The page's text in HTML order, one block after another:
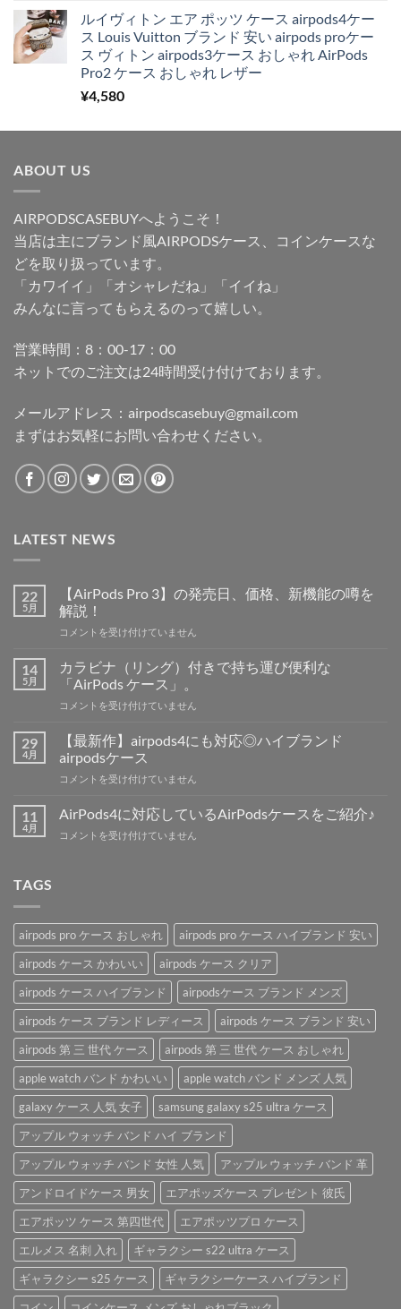
ルイヴィトン エア ポッツ ケース airpods4ケー
ス Louis Vuitton ブランド 安い airpods proケー
ス ヴィトン airpods3ケース おしゃれ AirPods
Pro2 ケース おしゃれ レザー
¥4,580
ABOUT US
AIRPODSCASEBUYへようこそ！
当店は主にブランド風AIRPODSケース、コインケースな
どを取り扱っています。
「カワイイ」「オシャレだね」「イイね」
みんなに言ってもらえるのって嬉しい。
営業時間：8：00-17：00
ネットでのご注文は24時間受け付けております。
メールアドレス： airpodscasebuy@gmail.com
まずはお気軽にお問い合わせください。
LATEST NEWS
22
5月
【AirPods Pro 3】の発売日、価格、新機能の噂を
解説！
【AirPods
3】
の
売
格、
機
の
コメントを受け付けていません
14
5月
カラビナ（リング）付きで持ち運び便利な
「AirPods ケース」。
カ
（リ
ン
付
で
利
な
「AirPods
ケ
ー
ス」。
は
コメントを受け付けていません
29
4月
【最新作】airpods4にも対応◎ハイブランド
airpodsケース
【最
作】
に
ブ
ラ
ン
ド
airpods
ケ
ー
ス
は
コメントを受け付けていません
11
4月
AirPods4に対応しているAirPodsケースをご紹介♪
AirPods4
い
る
AirPods
ケ
ー
ス
を
ご
紹
介
♪
は
コメントを受け付けていません
TAGS
airpods pro ケース おしゃれ
airpods pro ケース ハイブランド 安い
airpods ケース かわいい
airpods ケース クリア
airpods ケース ハイブランド
airpodsケース ブランド メンズ
airpods ケース ブランド レディース
airpods ケース ブランド 安い
airpods 第 三 世代 ケース
airpods 第 三 世代 ケース おしゃれ
apple watch バンド かわいい
apple watch バンド メンズ 人気
galaxy ケース 人気 女子
samsung galaxy s25 ultra ケース
アップル ウォッチ バンド ハイ ブランド
アップル ウォッチ バンド 女性 人気
アップル ウォッチ バンド 革
アンドロイドケース 男女
エアポッズケース プレゼント 彼氏
エアポッツ ケース 第四世代
エアポッツプロ ケース
エルメス 名刺 入れ
ギャラクシー s22 ultra ケース
ギャラクシー s25 ケース
ギャラクシーケース ハイブランド